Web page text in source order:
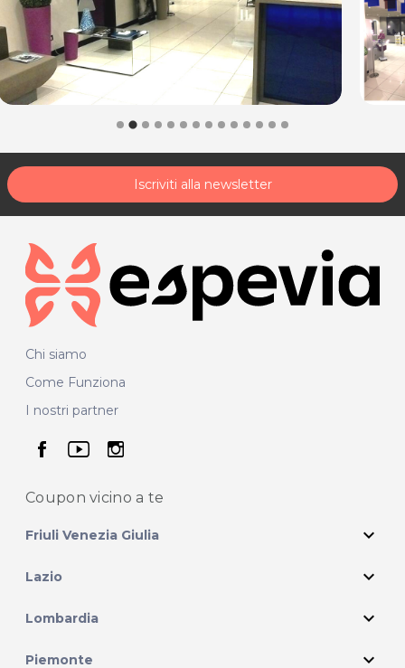
Iscriviti alla newsletter
Chi siamo
Come Funziona
I nostri partner
seguici su facebook
seguici su youtube
seguici su instagram
Coupon vicino a te
Friuli Venezia Giulia expand_more
Lazio expand_more
Lombardia expand_more
Piemonte expand_more